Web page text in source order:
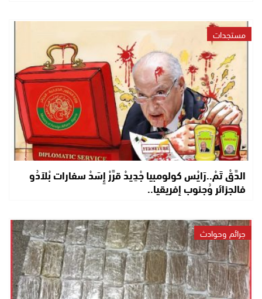
مستجدات
الدَّقْ تَمْ..رَايْس كولومبيا جْدِيدْ قرَّرْ إِسَدْ سفارات بْلاَدُو
فالجزائر وُجنوب إفريقيا..
جرائم وحوادث